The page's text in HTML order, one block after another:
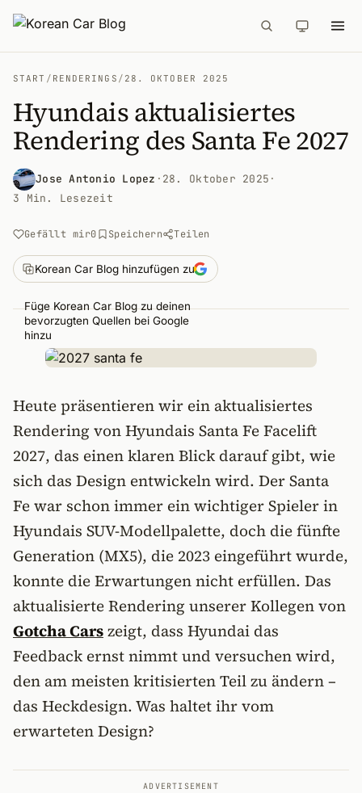
START / RENDERINGS / 28. OKTOBER 2025
Hyundais aktualisiertes
Rendering des Santa Fe 2027
Jose Antonio Lopez · 28. Oktober 2025 ·
3 Min. Lesezeit
Gefällt mir0 Speichern Teilen
Korean Car Blog hinzufügen zu
Füge Korean Car Blog zu deinen
bevorzugten Quellen bei Google
hinzu
Heute präsentieren wir ein aktualisiertes
Rendering von Hyundais Santa Fe Facelift
2027, das einen klaren Blick darauf gibt, wie
sich das Design entwickeln wird. Der Santa
Fe war schon immer ein wichtiger Spieler in
Hyundais SUV-Modellpalette, doch die fünfte
Generation (MX5), die 2023 eingeführt wurde,
konnte die Erwartungen nicht erfüllen. Das
aktualisierte Rendering unserer Kollegen von
Gotcha Carszeigt, dass Hyundai das
Feedback ernst nimmt und versuchen wird,
den am meisten kritisierten Teil zu ändern –
das Heckdesign. Was haltet ihr vom
erwarteten Design?
ADVERTISEMENT